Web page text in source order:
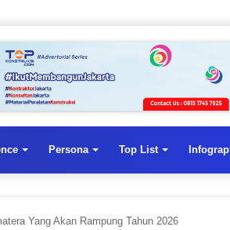
Persona Top List
Yang Akan Rampung Tahun 2026